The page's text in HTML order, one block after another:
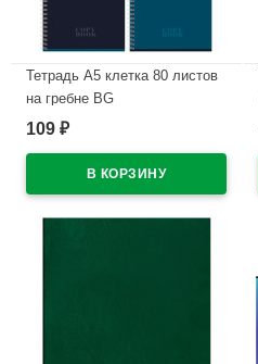
Тетрадь А5 клетка 80 листов
на гребне BG
Однотонный.Темный ассорти
109 ₽